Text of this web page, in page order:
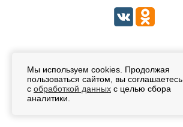
Мы используем cookies. Продолжая
пользоваться сайтом, вы соглашаетесь
с обработкой данных с целью сбора
аналитики.